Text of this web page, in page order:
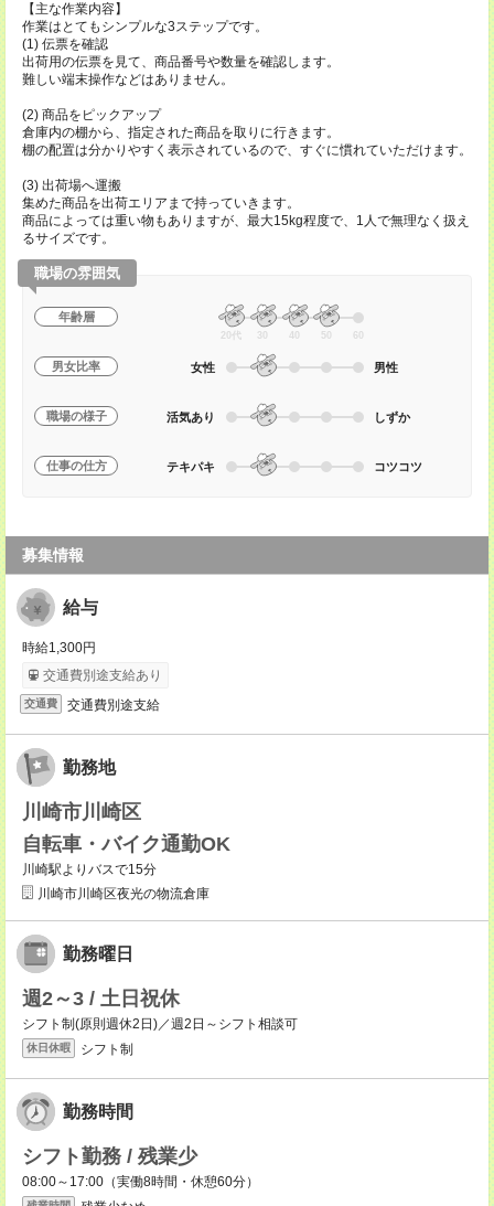
【主な作業内容】
作業はとてもシンプルな3ステップです。
(1) 伝票を確認
出荷用の伝票を見て、商品番号や数量を確認します。
難しい端末操作などはありません。
(2) 商品をピックアップ
倉庫内の棚から、指定された商品を取りに行きます。
棚の配置は分かりやすく表示されているので、すぐに慣れていただけます。
(3) 出荷場へ運搬
集めた商品を出荷エリアまで持っていきます。
商品によっては重い物もありますが、最大15kg程度で、1人で無理なく扱え
るサイズです。
職場の雰囲気
年齢層
20代 30 40 50 60
男女比率 女性 男性
職場の様子 活気あり しずか
仕事の仕方 テキパキ コツコツ
募集情報
給与
時給1,300円
交通費別途支給あり
交通費 交通費別途支給
勤務地
川崎市川崎区
自転車・バイク通勤OK
川崎駅よりバスで15分
川崎市川崎区夜光の物流倉庫
勤務曜日
週2～3 / 土日祝休
シフト制(原則週休2日)／週2日～シフト相談可
休日休暇 シフト制
勤務時間
シフト勤務 / 残業少
08:00～17:00（実働8時間・休憩60分）